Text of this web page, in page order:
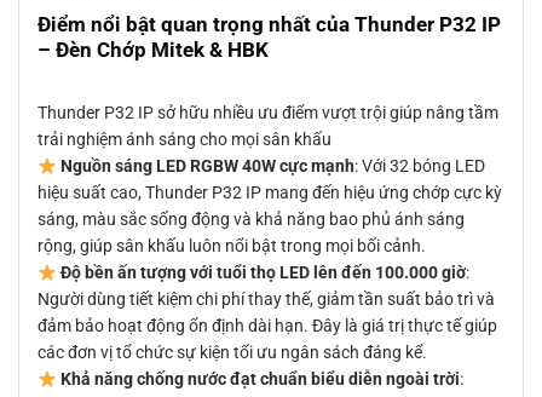
Điểm nổi bật quan trọng nhất của Thunder P32 IP
– Đèn Chớp Mitek & HBK
Thunder P32 IP sở hữu nhiều ưu điểm vượt trội giúp nâng tầm
trải nghiệm ánh sáng cho mọi sân khấu
Nguồn sáng LED RGBW 40W cực mạnh: Với 32 bóng LED
hiệu suất cao, Thunder P32 IP mang đến hiệu ứng chớp cực kỳ
sáng, màu sắc sống động và khả năng bao phủ ánh sáng
rộng, giúp sân khấu luôn nổi bật trong mọi bối cảnh.
Độ bền ấn tượng với tuổi thọ LED lên đến 100.000 giờ:
Người dùng tiết kiệm chi phí thay thế, giảm tần suất bảo trì và
đảm bảo hoạt động ổn định dài hạn. Đây là giá trị thực tế giúp
các đơn vị tổ chức sự kiện tối ưu ngân sách đáng kể.
Khả năng chống nước đạt chuẩn biểu diễn ngoài trời: